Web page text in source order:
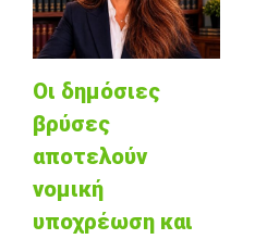
Οι δημόσιες
βρύσες
αποτελούν
νομική
υποχρέωση και